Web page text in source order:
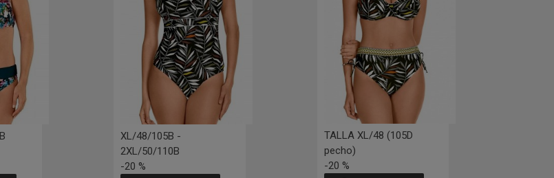
XL/48/105B -
2XL/50/110B
-20 %
TALLA XL/48 (105D
pecho)
-20 %